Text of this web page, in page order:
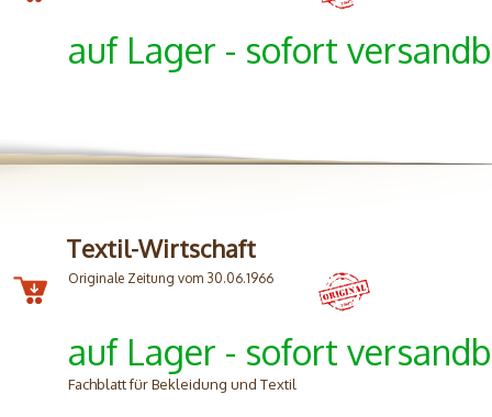
auf Lager - sofort
Textil-Wirtschaft
Originale Zeitung vom 30.06.1966
auf Lager - sofort
Fachblatt für Bekleidung und Textil